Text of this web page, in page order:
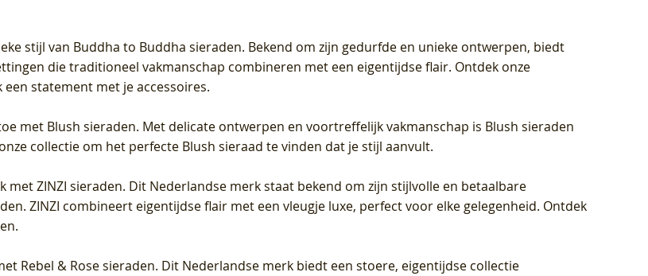
stijl van Buddha to Buddha sieraden. Bekend om zijn gedurfde en unieke ontwerpen, biedt
die traditioneel vakmanschap combineren met een eigentijdse flair. Ontdek onze
statement met je accessoires.
met Blush sieraden. Met delicate ontwerpen en voortreffelijk vakmanschap is Blush sieraden
collectie om het perfecte Blush sieraad te vinden dat je stijl aanvult.
met ZINZI sieraden. Dit Nederlandse merk staat bekend om zijn stijlvolle en betaalbare
ZINZI combineert eigentijdse flair met een vleugje luxe, perfect voor elke gelegenheid. Ontdek
Rebel & Rose sieraden. Dit Nederlandse merk biedt een stoere, eigentijdse collectie